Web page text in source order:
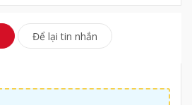
Để lại tin nhắn